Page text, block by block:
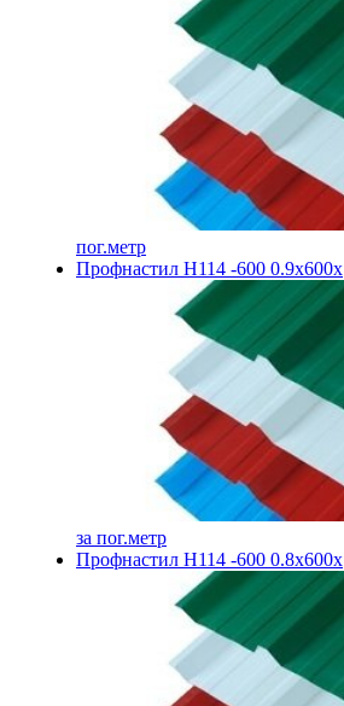
пог.метр
Профнастил Н114 -600 0.9х600х
за пог.метр
Профнастил Н114 -600 0.8х600х